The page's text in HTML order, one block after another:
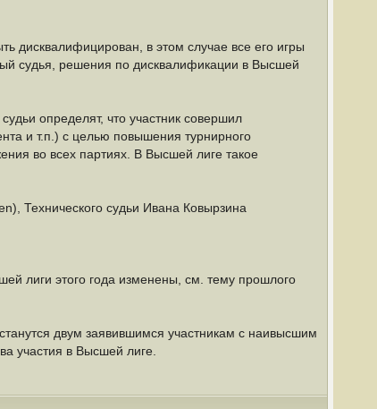
дисквалифицирован, в этом случае все его игры
судья, решения по дисквалификации в Высшей
определят, что участник совершил
и т.п.) с целью повышения турнирного
во всех партиях. В Высшей лиге такое
Технического судьи Ивана Ковырзина
лиги этого года изменены, см. тему прошлого
двум заявившимся участникам с наивысшим
участия в Высшей лиге.